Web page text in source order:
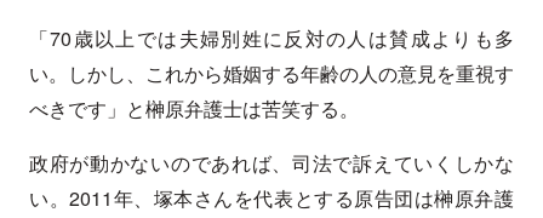
「70歳以上では夫婦別姓に反対の人は賛成よりも多
い。しかし、これから婚姻する年齢の人の意見を重視す
べきです」と榊原弁護士は苦笑する。
政府が動かないのであれば、司法で訴えていくしかな
い。2011年、塚本さんを代表とする原告団は榊原弁護